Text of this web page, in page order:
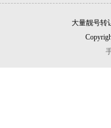
大量靓号转